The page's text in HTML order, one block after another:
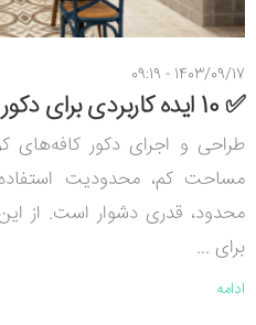
1403/09/17 - 09:19
✅ 10 ایده کاربردی برای دکور کافه‌های کوچک
طراحی و اجرای دکور کافه‌های
مساحت کم، محدودیت
محدود، قدری دشوار است. از
برای ...
ادامه